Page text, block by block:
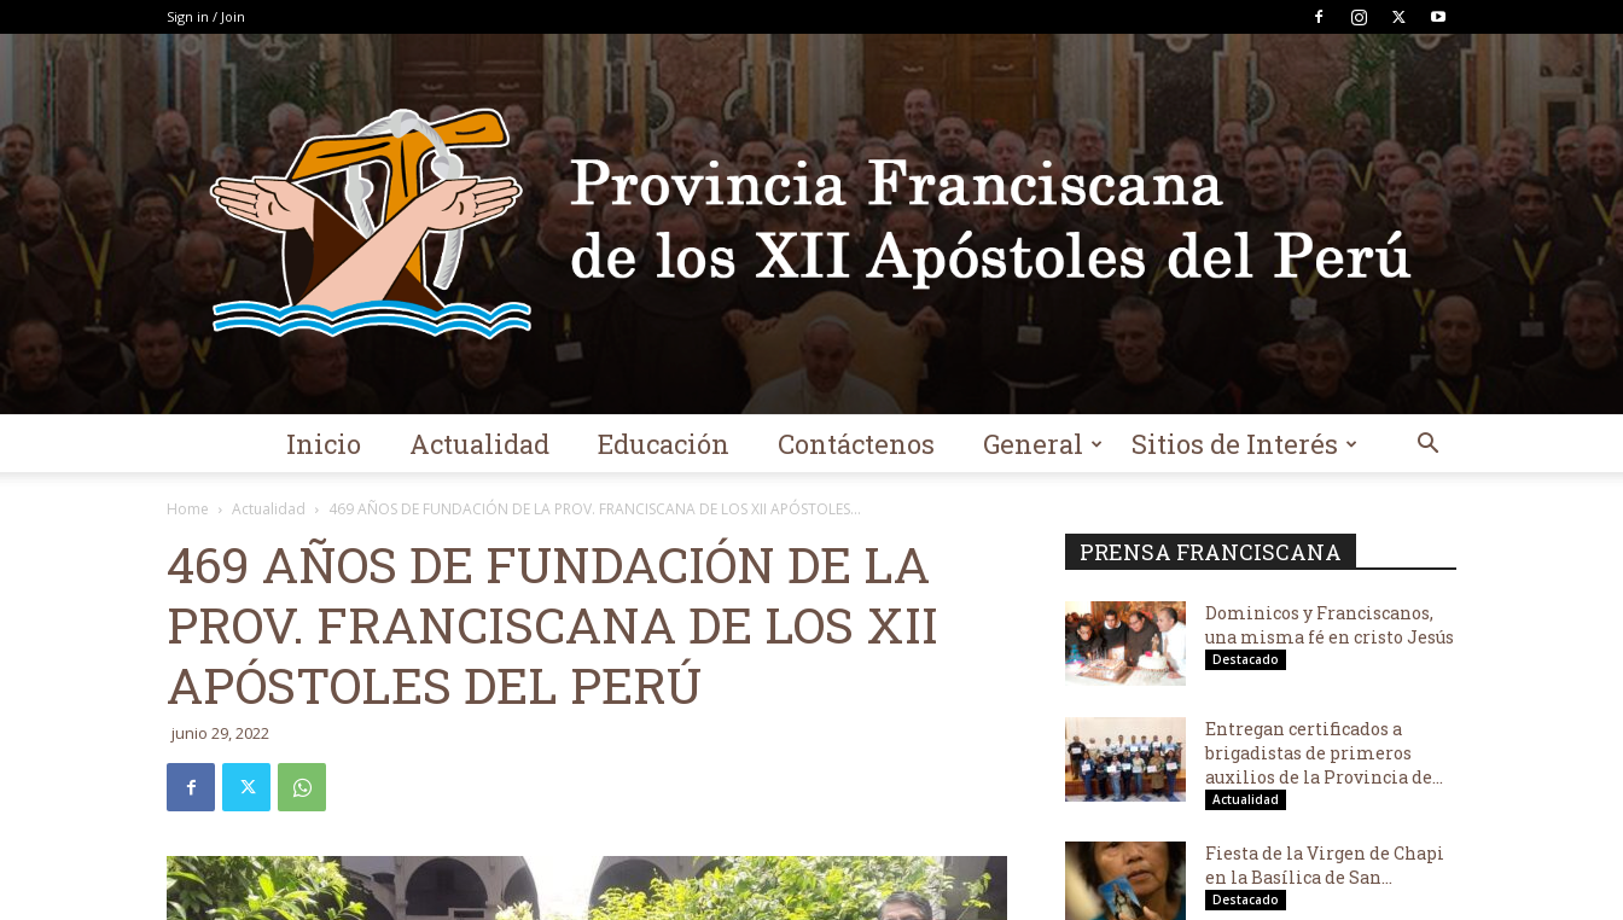
Sign in / Join
Inicio Actualidad Educación Contáctenos General Sitios de Interés
Home Actualidad 469 AÑOS DE FUNDACIÓN DE LA PROV. FRANCISCANA DE LOS XII APÓSTOLES...
469 AÑOS DE FUNDACIÓN DE LA
PROV. FRANCISCANA DE LOS XII
APÓSTOLES DEL PERÚ
junio 29, 2022
PRENSA FRANCISCANA
Dominicos y Franciscanos,
una misma fé en cristo Jesús
Destacado
Entregan certificados a
brigadistas de primeros
auxilios de la Provincia de...
Actualidad
Fiesta de la Virgen de Chapi
en la Basílica de San...
Destacado